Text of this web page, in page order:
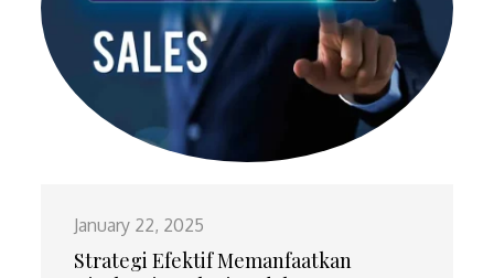
January 22, 2025
Strategi Efektif Memanfaatkan